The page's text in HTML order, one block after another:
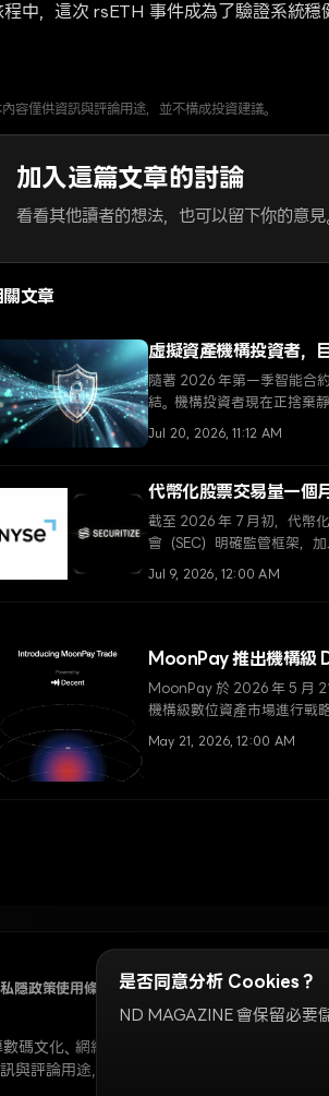
程中，這次 rsETH 事件成為了驗證系統穩
內容僅供資訊與評論用途，並不構成投資建議。
加入這篇文章的討論
看看其他讀者的想法，也可以留下你的意見
關文章
虛擬資產機構投資者，
隨著 2026 年第一季智能合
結。機構投資者現在正捨棄
Jul 20, 2026, 11:12 AM
代幣化股票交易量一個
截至 2026 年 7 月初，代幣
會（SEC）明確監管框架，
Jul 9, 2026, 12:00 AM
MoonPay 推出機構級
MoonPay 於 2026 年 5 月
機構級數位資產市場進行戰略
May 21, 2026, 12:00 AM
私隱政策使用條款 Cookie 設定
數碼文化、網絡社群及鏈上市場。我們的編輯
與評論用途，並不構成投資建議。如有政策問
是否同意分析 Cookies？
ND MAGAZINE 會保留必要